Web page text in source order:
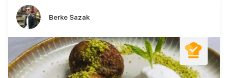
Berke Sazak